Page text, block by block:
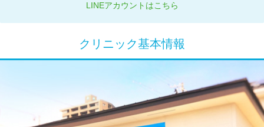
LINEアカウントはこちら
クリニック基本情報